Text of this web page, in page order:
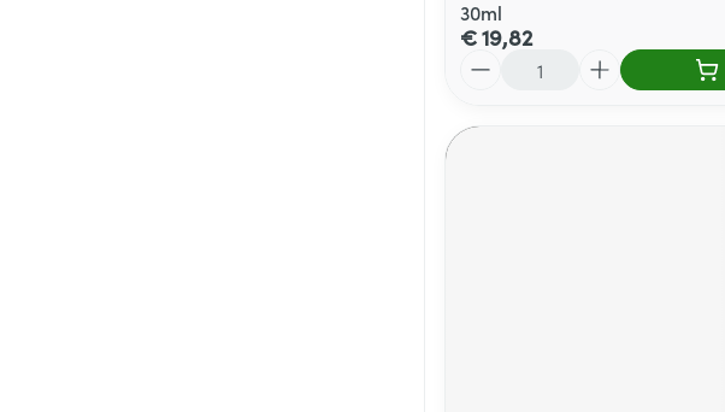
30ml
€ 19,82